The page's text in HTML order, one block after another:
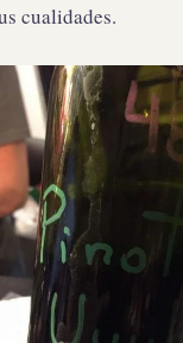
cualidades.